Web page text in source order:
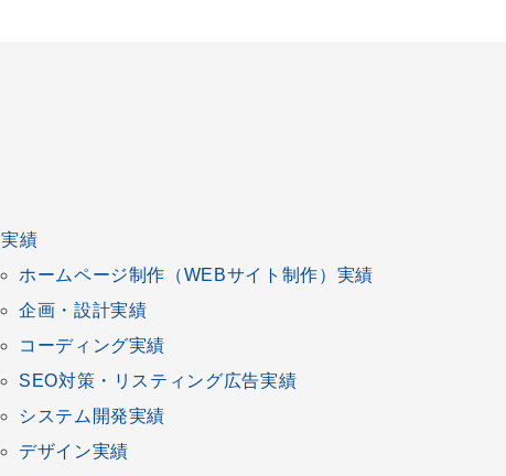
実績
ホームページ制作 （WEBサイト制作）実績
企画 ・ 設計実績
コーディング実績
SEO対策 ・ リスティング広告実績
システム開発実績
デザイン実績